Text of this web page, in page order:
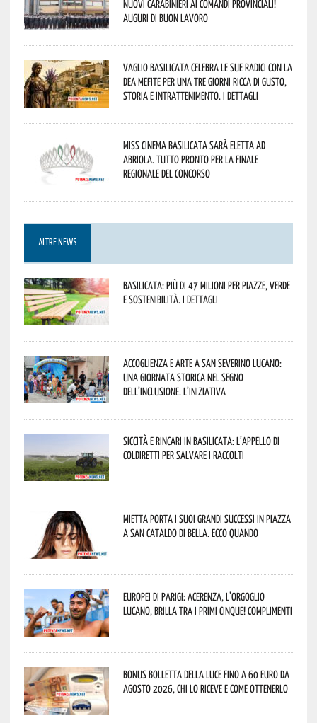
nuovi Carabinieri ai Comandi provinciali!
Auguri di buon lavoro
Vaglio Basilicata celebra le sue radici con la
Dea Mefite per una tre giorni ricca di gusto,
storia e intrattenimento. I dettagli
Miss Cinema Basilicata sarà eletta ad
Abriola. Tutto pronto per la finale
regionale del concorso
ALTRE NEWS
Basilicata: più di 47 milioni per piazze, verde
e sostenibilità. I dettagli
Accoglienza e arte a San Severino Lucano:
una giornata storica nel segno
dell’inclusione. L’iniziativa
Siccità e rincari in Basilicata: l’appello di
Coldiretti per salvare i raccolti
Mietta porta i suoi grandi successi in piazza
a San Cataldo di Bella. Ecco quando
Europei di Parigi: Acerenza, l’orgoglio
lucano, brilla tra i primi cinque! Complimenti
Bonus bolletta della luce fino a 60 euro da
agosto 2026, chi lo riceve e come ottenerlo